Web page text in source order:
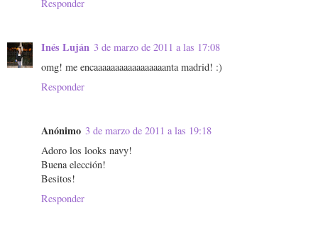
Responder
Inés Luján 3 de marzo de 2011 a las 17:08
omg! me encaaaaaaaaaaaaaaaaanta madrid! :)
Responder
Anónimo 3 de marzo de 2011 a las 19:18
Adoro los looks navy!
Buena elección!
Besitos!
Responder